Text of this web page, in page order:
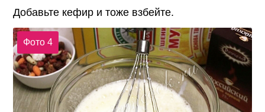
Добавьте кефир и тоже взбейте.
Фото 4